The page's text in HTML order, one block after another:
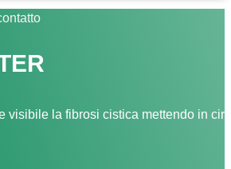
visibile la fibrosi cistica mettendo in